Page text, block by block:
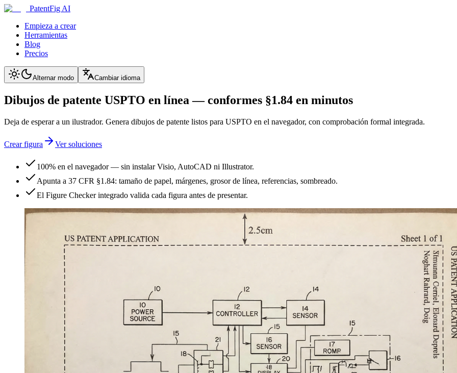
PatentFig AI
Empieza a crear
Herramientas
Blog
Precios
Alternar modo Cambiar idioma
Dibujos de patente USPTO en línea — conformes §1.84 en minutos
Deja de esperar a un ilustrador. Genera dibujos de patente listos para USPTO en el navegador, con comprobación formal integrada.
Crear figura Ver soluciones
100% en el navegador — sin instalar Visio, AutoCAD ni Illustrator.
Apunta a 37 CFR §1.84: tamaño de papel, márgenes, grosor de línea, referencias, sombreado.
El Figure Checker integrado valida cada figura antes de presentar.